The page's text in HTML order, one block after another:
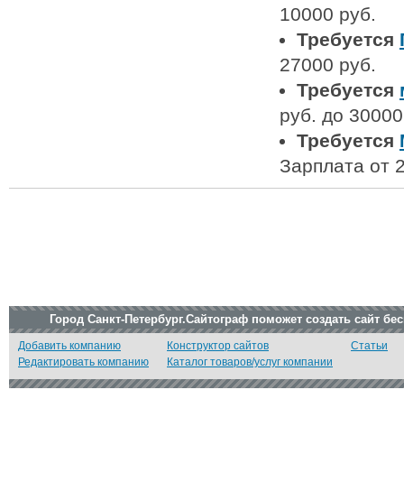
10000 руб.
Требуется
27000 руб.
Требуется
руб. до
Требуется
Зарплата от
Город Санкт-Петербург.Сайтограф поможет создать сайт
Добавить компанию
Редактировать компанию
Конструктор сайтов
Каталог товаров/услуг компании
Статьи